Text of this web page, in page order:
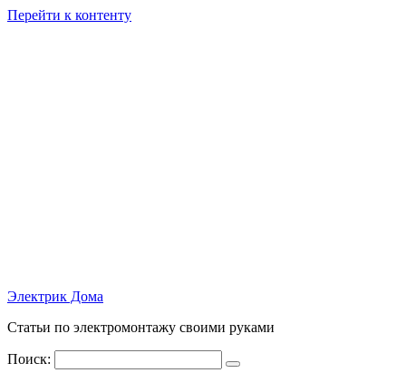
Перейти к контенту
Электрик Дома
Статьи по электромонтажу своими руками
Поиск: